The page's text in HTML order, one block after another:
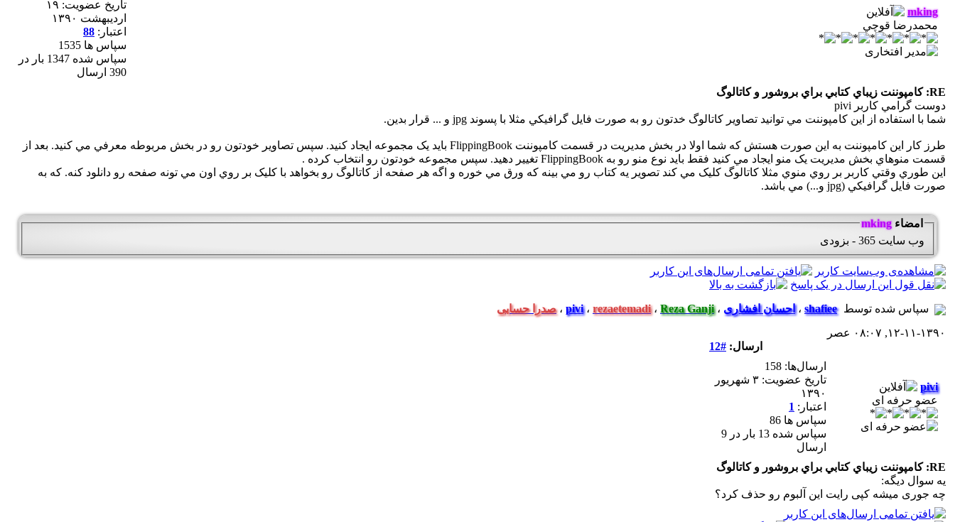
mking
محمدرضا قوچي
تاریخ عضویت: ۱۹
ارديبهشت ۱۳۹۰
اعتبار: 88
سپاس ها 1535
سپاس شده 1347 بار در
390 ارسال
RE: کامپوننت زيباي کتابي براي بروشور و کاتالوگ
دوست گرامي کاربر pivi
شما با استفاده از اين کامپوننت مي توانيد تصاوير کاتالوگ خدتون رو به صورت فايل گرافيکي مثلا با پسوند jpg و ... قرار بدين.
طرز کار اين کامپوننت به اين صورت هستش که شما اولا در بخش مديريت در قسمت کامپوننت FlippingBook بايد يک مجموعه ايجاد کنيد. سپس تصاوير خودتون رو در بخش مربوطه معرفي مي کنيد. بعد از
قسمت منوهاي بخش مديريت يک منو ايجاد مي کنيد فقط بايد نوع منو رو به FlippingBook تغيير دهيد. سپس مجموعه خودتون رو انتخاب کرده .
اين طوري وقتي کاربر بر روي منوي مثلا کاتالوگ کليک مي کند تصوير يه کتاب رو مي بينه که ورق مي خوره و اگه هر صفحه از کاتالوگ رو بخواهد با کليک بر روي اون مي تونه صفحه رو دانلود کنه. که به
صورت فايل گرافيکي (jpg و...) مي باشد.
امضاء mking
وب سایت 365 - بزودی
سپاس شده توسط shafiee ،احسان افشاری ،Reza Ganji ،rezaetemadi ،pivi ،صدرا حسابی
۱۲-۱۱-۱۳۹۰, ۰۸:۰۷ عصر
ارسال: #12
pivi
عضو حرفه ای
ارسال‌ها: 158
تاریخ عضویت: ۳ شهريور
۱۳۹۰
اعتبار: 1
سپاس ها 86
سپاس شده 13 بار در 9
ارسال
RE: کامپوننت زيباي کتابي براي بروشور و کاتالوگ
یه سوال دیگه:
چه جوری میشه کپی رایت این آلبوم رو حذف کرد؟